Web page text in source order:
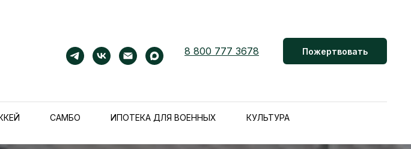
8 800 777 3678 Пожертвовать
САМБО ИПОТЕКА ДЛЯ ВОЕННЫХ
КУЛЬТУРА